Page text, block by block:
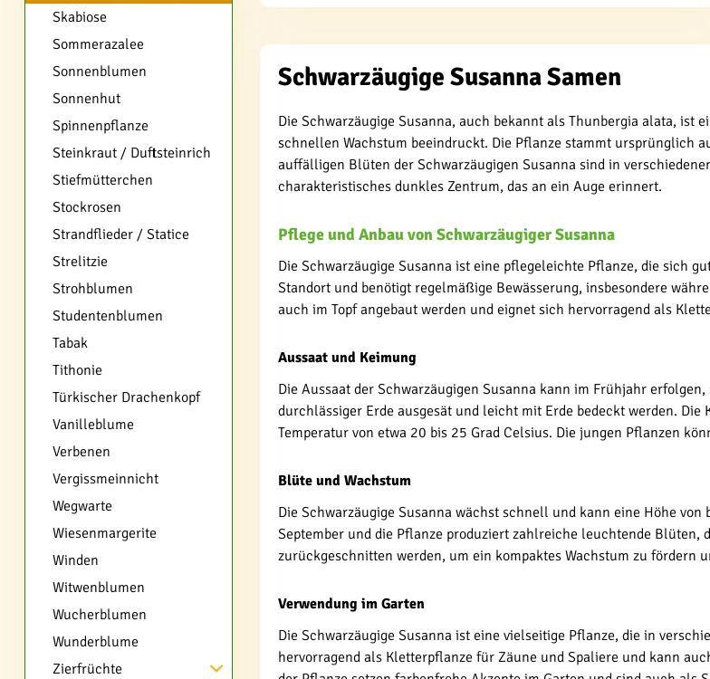
Skabiose
Sommerazalee
Sonnenblumen
Sonnenhut
Spinnenpflanze
Steinkraut / Duftsteinrich
Stiefmütterchen
Stockrosen
Strandflieder / Statice
Strelitzie
Strohblumen
Studentenblumen
Tabak
Tithonie
Türkischer Drachenkopf
Vanilleblume
Verbenen
Vergissmeinnicht
Wegwarte
Wiesenmargerite
Winden
Witwenblumen
Wucherblumen
Wunderblume
Zierfrüchte
Schwarzäugige Susanna Samen
Die Schwarzäugige Susanna, auch bekannt als Thunbergia alata,
schnellen Wachstum beeindruckt. Die Pflanze stammt ursprünglich
auffälligen Blüten der Schwarzäugigen Susanna sind in
charakteristisches dunkles Zentrum, das an ein Auge erinnert.
Pflege und Anbau von Schwarzäugiger Susanna
Die Schwarzäugige Susanna ist eine pflegeleichte Pflanze, die sich
Standort und benötigt regelmäßige Bewässerung, insbesondere
auch im Topf angebaut werden und eignet sich hervorragend als
Aussaat und Keimung
Die Aussaat der Schwarzäugigen Susanna kann im Frühjahr
durchlässiger Erde ausgesät und leicht mit Erde bedeckt werden.
Temperatur von etwa 20 bis 25 Grad Celsius. Die jungen Pflanzen
Blüte und Wachstum
Die Schwarzäugige Susanna wächst schnell und kann eine Höhe
September und die Pflanze produziert zahlreiche leuchtende
zurückgeschnitten werden, um ein kompaktes Wachstum zu fördern
Verwendung im Garten
Die Schwarzäugige Susanna ist eine vielseitige Pflanze, die in
hervorragend als Kletterpflanze für Zäune und Spaliere und kann